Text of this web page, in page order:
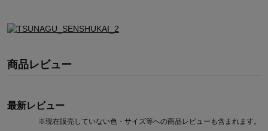
商品レビュー
最新レビュー
※現在販売していない色・サイズ等への商品レビューも含まれます。